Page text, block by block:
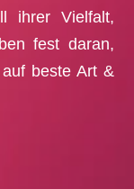
ihrer Vielfalt,
fest daran,
beste Art &